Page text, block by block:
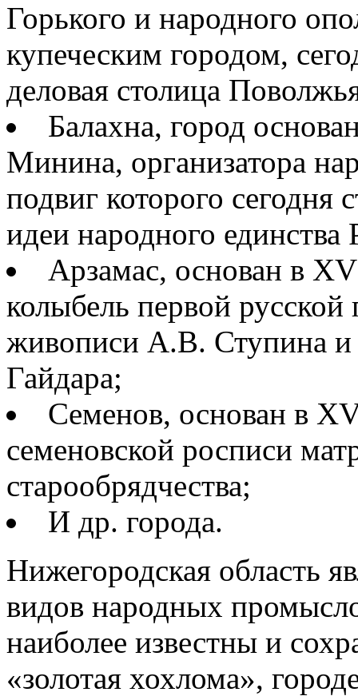
Горького и народного
купеческим городом,
деловая столица
Балахна, город
Минина, организатора
подвиг которого сегодня
идеи народного единства
Арзамас, основан в
колыбель первой
живописи А.В. Ступина и
Гайдара;
Семенов, основан в
семеновской росписи
старообрядчества;
И др. города.
Нижегородская область
видов народных
наиболее известны и
«золотая хохлома»,